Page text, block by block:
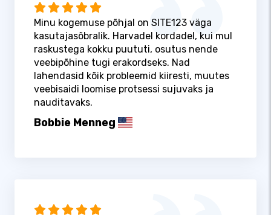
Minu kogemuse põhjal on SITE123 väga
kasutajasõbralik. Harvadel kordadel, kui mul
raskustega kokku puututi, osutus nende
veebipõhine tugi erakordseks. Nad
lahendasid kõik probleemid kiiresti, muutes
veebisaidi loomise protsessi sujuvaks ja
nauditavaks.
Bobbie Menneg